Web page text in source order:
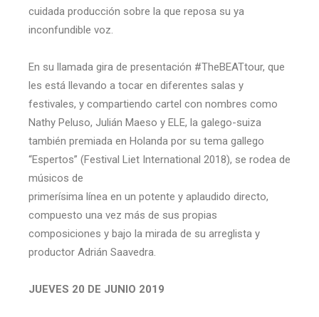
cuidada producción sobre la que reposa su ya
inconfundible voz.
En su llamada gira de presentación #TheBEATtour, que
les está llevando a tocar en diferentes salas y
festivales, y compartiendo cartel con nombres como
Nathy Peluso, Julián Maeso y ELE, la galego-suiza
también premiada en Holanda por su tema gallego
“Espertos” (Festival Liet International 2018), se rodea de
músicos de
primerísima línea en un potente y aplaudido directo,
compuesto una vez más de sus propias
composiciones y bajo la mirada de su arreglista y
productor Adrián Saavedra.
JUEVES 20 DE JUNIO 2019